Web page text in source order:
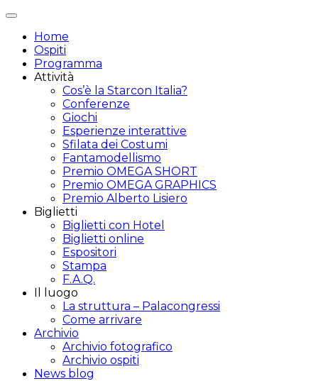
Attiva/disattiva
navigazione
Home
Ospiti
Programma
Attività
Cos’è la Starcon Italia?
Conferenze
Giochi
Esperienze interattive
Sfilata dei Costumi
Fantamodellismo
Premio OMEGA SHORT
Premio OMEGA GRAPHICS
Premio Alberto Lisiero
Biglietti
Biglietti con Hotel
Biglietti online
Espositori
Stampa
F.A.Q.
Il luogo
La struttura – Palacongressi
Come arrivare
Archivio
Archivio fotografico
Archivio ospiti
News blog